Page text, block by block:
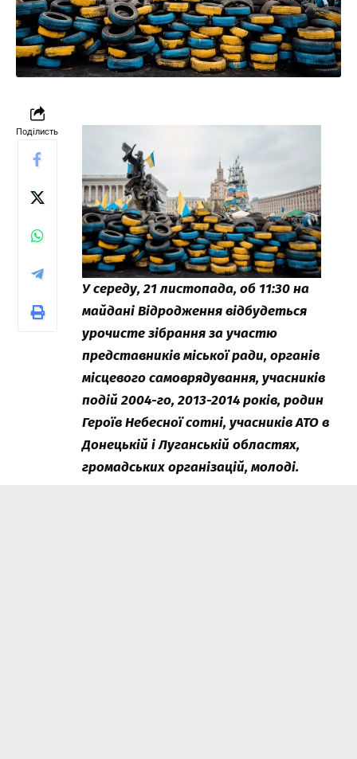
Поділисть
У середу, 21 листопада, об 11:30 на
майдані Відродження відбудеться
урочисте зібрання за участю
представників міської ради, органів
місцевого самоврядування, учасників
подій 2004-го, 2013-2014 років, родин
Героїв Небесної сотні, учасників АТО в
Донецькій і Луганській областях,
громадських організацій, молоді.